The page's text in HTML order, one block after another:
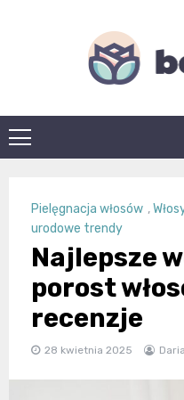
Pielęgnacja włosów ,
urodowe trendy
Najlepsze
porost
recenzje
28 kwietnia 2025